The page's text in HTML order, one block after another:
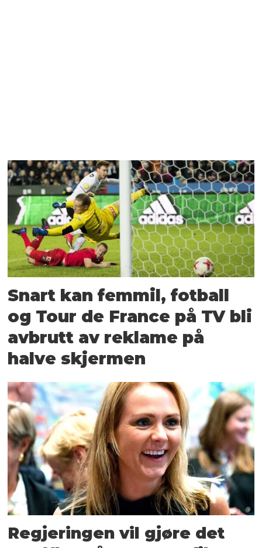
Snart kan femmil, fotball
og Tour de France på TV bli
avbrutt av reklame på
halve skjermen
Regjeringen vil gjøre det